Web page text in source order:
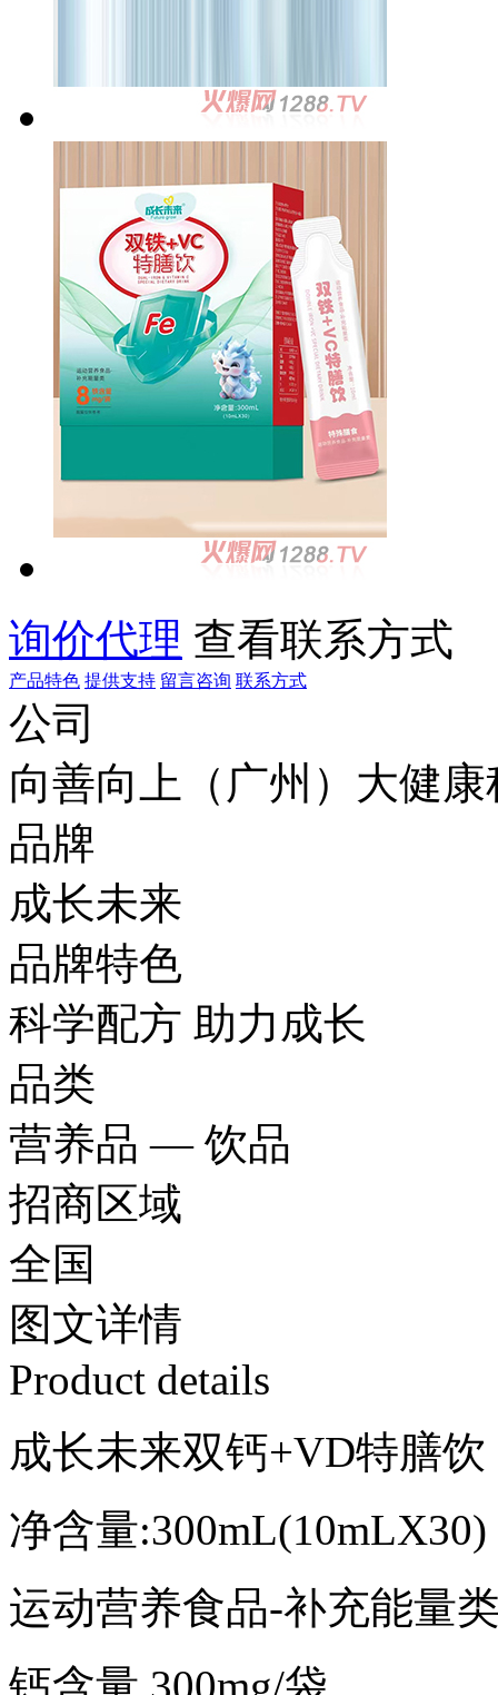
询价代理 查看联系方式
产品特色 提供支持 留言咨询 联系方式
公司
向善向上（广州）大健
品牌
成长未来
品牌特色
科学配方 助力成长
品类
营养品 — 饮品
招商区域
全国
图文详情
Product details
成长未来双钙+VD特膳饮
净含量:300mL(10mLX30)
运动营养食品-补充能量
钙含量 300mg/袋